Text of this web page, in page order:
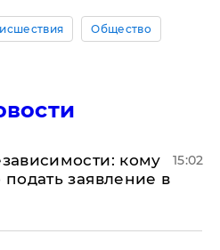
Общество
кому
заявление в
15:02